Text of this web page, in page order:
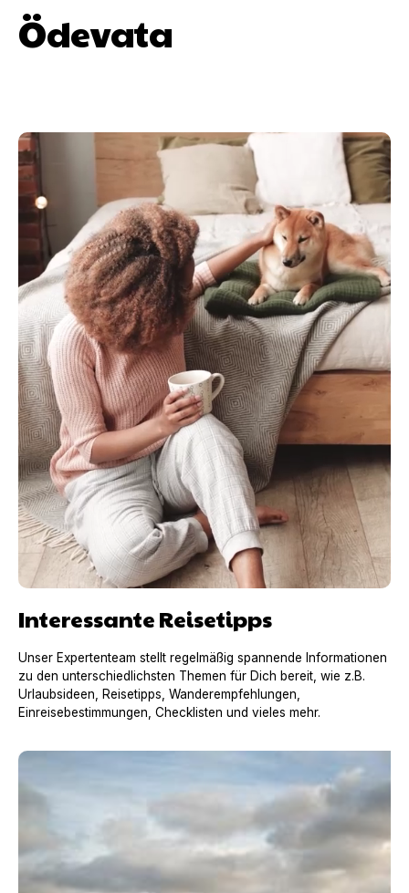
Ödevata
Interessante Reisetipps
Unser Expertenteam stellt regelmäßig spannende Informationen
zu den unterschiedlichsten Themen für Dich bereit, wie z.B.
Urlaubsideen, Reisetipps, Wanderempfehlungen,
Einreisebestimmungen, Checklisten und vieles mehr.
Urlaub mit Hund in Frankreich